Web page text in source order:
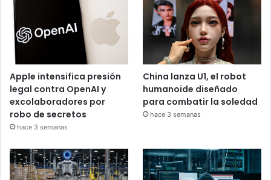
Apple intensifica presión
legal contra OpenAI y
excolaboradores por
robo de secretos
hace 3 semanas
China lanza U1, el robot
humanoide diseñado
para combatir la soledad
hace 3 semanas